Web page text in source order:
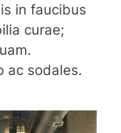
in faucibus
curae;
ac sodales.